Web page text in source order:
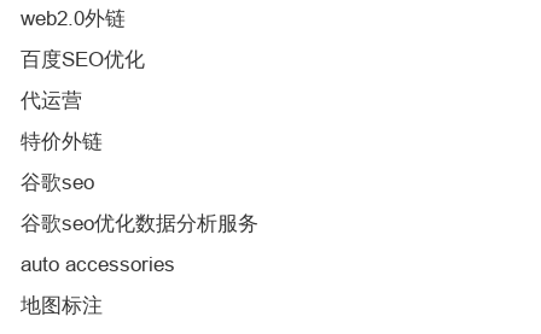
web2.0外链
百度SEO优化
代运营
特价外链
谷歌seo
谷歌seo优化数据分析服务
auto accessories
地图标注